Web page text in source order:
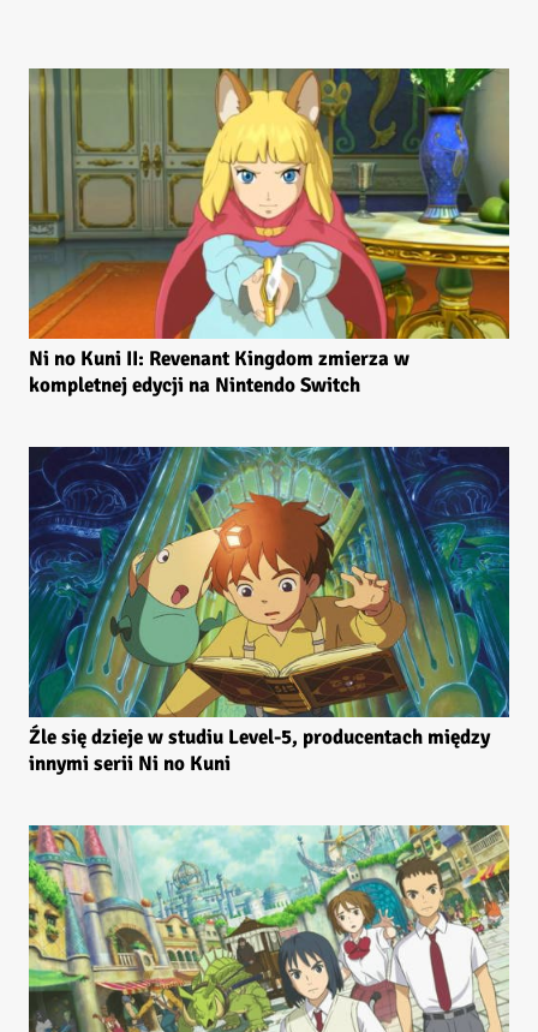
Ni no Kuni II: Revenant Kingdom zmierza w
kompletnej edycji na Nintendo Switch
Źle się dzieje w studiu Level-5, producentach między
innymi serii Ni no Kuni